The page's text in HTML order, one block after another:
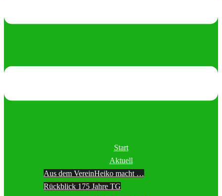
Start
Aktuell
Aus dem VereinHeiko macht …
Rückblick 175 Jahre TG